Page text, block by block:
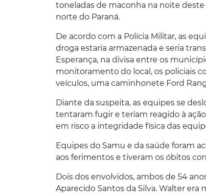
toneladas de maconha na noite deste
norte do Paraná.
De acordo com a Polícia Militar, as
droga estaria armazenada e seria
Esperança, na divisa entre os
monitoramento do local, os policiais
veículos, uma caminhonete Ford
Diante da suspeita, as equipes se
tentaram fugir e teriam reagido à
em risco a integridade física das
Equipes do Samu e da saúde foram
aos ferimentos e tiveram os óbitos
Dois dos envolvidos, ambos de 54
Aparecido Santos da Silva. Walter era